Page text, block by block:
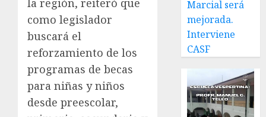
la región, reiteró que
como legislador
buscará el
reforzamiento de los
programas de becas
para niñas y niños
desde preescolar,
Marcial será
mejorada.
Interviene
CASF